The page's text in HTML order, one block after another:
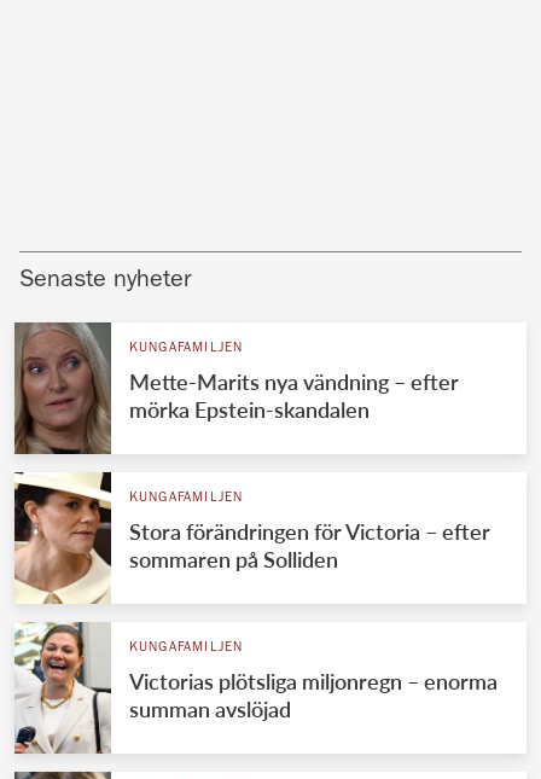
Senaste nyheter
KUNGAFAMILJEN
Mette-Marits nya vändning – efter
mörka Epstein-skandalen
KUNGAFAMILJEN
Stora förändringen för Victoria – efter
sommaren på Solliden
KUNGAFAMILJEN
Victorias plötsliga miljonregn – enorma
summan avslöjad